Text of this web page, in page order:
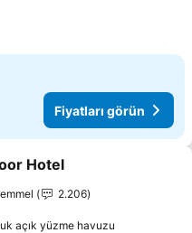
Fiyatları görün
ekle
Hotel
2.206
açık yüzme havuzu